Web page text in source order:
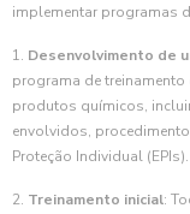
implementar programas
1. Desenvolvimento de
programa de
produtos químicos,
envolvidos,
Proteção Individual (EPIs).
2. Treinamento inicial: